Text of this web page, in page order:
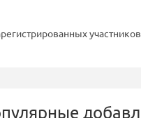
участников